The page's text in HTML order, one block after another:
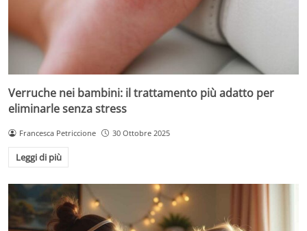
Verruche nei bambini: il trattamento più adatto per
eliminarle senza stress
Francesca Petriccione 30 Ottobre 2025
Leggi di più